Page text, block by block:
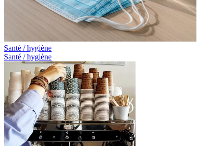
Santé / hygiène
Santé / hygiène